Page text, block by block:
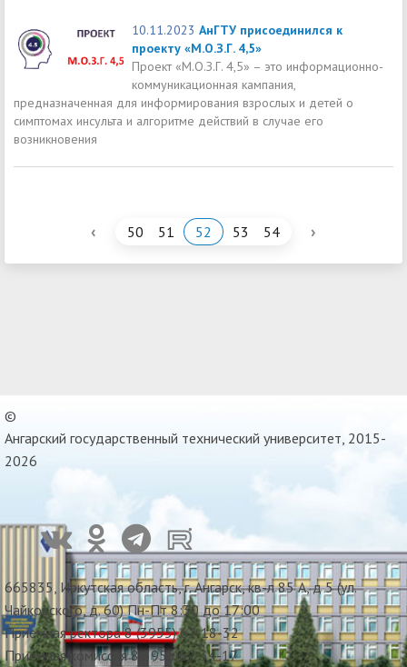
10.11.2023 АнГТУ присоединился к
проекту «М.О.З.Г. 4,5»
Проект «М.О.З.Г. 4,5» – это информационно-
коммуникационная кампания,
предназначенная для информирования взрослых и детей о
симптомах инсульта и алгоритме действий в случае его
возникновения
‹ 50 51 52 53 54 ›
©
Ангарский государственный технический университет, 2015-
2026
665835, Иркутская область, г. Ангарск, кв-л 85 А, д 5 (ул.
Чайковского, д. 60) Пн-Пт 8:30 до 17:00
Приемная ректора 8 (3955) 67-18-32
Приемная комиссия 8(3955)67-34-17